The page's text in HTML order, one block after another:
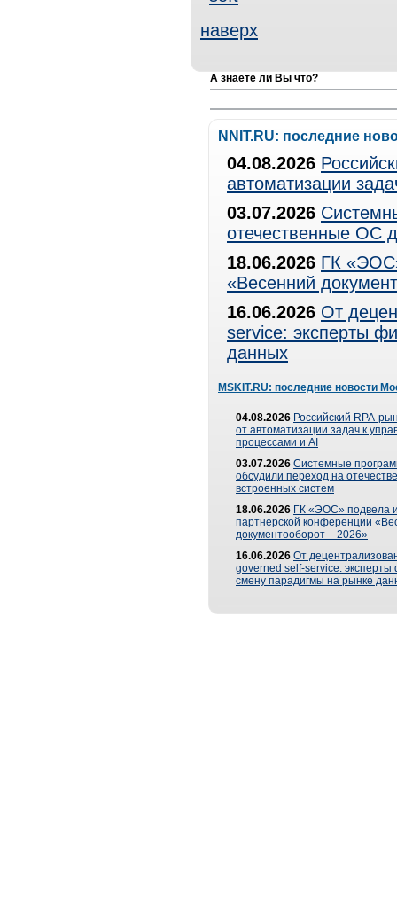
наверх
А знаете ли Вы что?
NNIT.RU: последние
04.08.2026
автоматизации
03.07.2026
отечественные ОС
18.06.2026 ГК
«Весенний
16.06.2026 От
service: эксперты
данных
MSKIT.RU: последние новости
04.08.2026 Российский RPA-
от автоматизации задач к
процессами и AI
03.07.2026 Системные
обсудили переход на
встроенных систем
18.06.2026 ГК «ЭОС» подвела
партнерской конференции
документооборот – 2026»
16.06.2026 От
governed self-service: эксперты
смену парадигмы на рынке